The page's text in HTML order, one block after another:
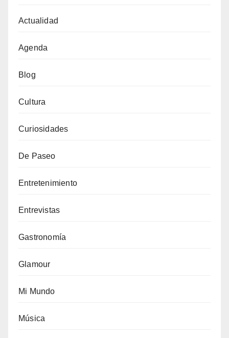
Actualidad
Agenda
Blog
Cultura
Curiosidades
De Paseo
Entretenimiento
Entrevistas
Gastronomía
Glamour
Mi Mundo
Música